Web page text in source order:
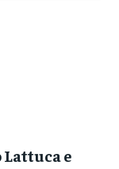
Lattuca e